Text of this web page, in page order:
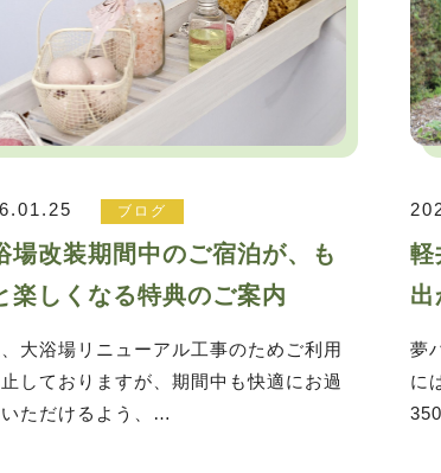
ブログ
場改装期間中のご宿泊が、も
楽しくなる特典のご案内
大浴場リニューアル工事のためご利用
しておりますが、期間中も快適にお過
いただけるよう、…
軽
出
夢
に